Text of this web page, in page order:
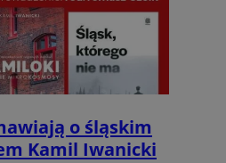
o śląskim
Kamil Iwanicki